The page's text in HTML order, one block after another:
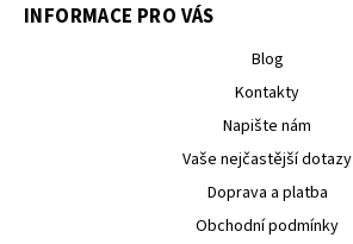
INFORMACE PRO VÁS
Blog
Kontakty
Napište nám
Vaše nejčastější dotazy
Doprava a platba
Obchodní podmínky